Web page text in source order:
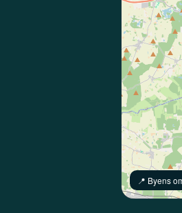
📍️ Byens